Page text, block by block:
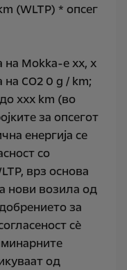
(WLTP) * опсег
на Mokka-e xx, x
на СО2 0 g / km;
xxx km (во
за опсегот
енергија се
со
врз основа
нови возила од
за
сè
од